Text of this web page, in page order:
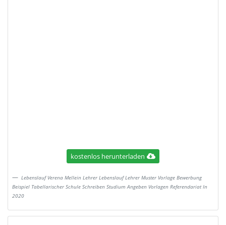
kostenlos herunterladen
Lebenslauf Verena Mellein Lehrer Lebenslauf Lehrer Muster Vorlage Bewerbung
Beispiel Tabellarischer Schule Schreiben Studium Angeben Vorlagen Referendariat In
2020